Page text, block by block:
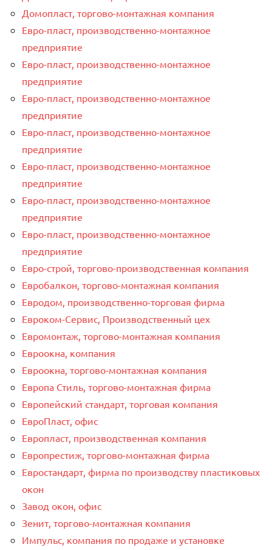
Домопласт, торгово-монтажная компания
Евро-пласт, производственно-монтажное
предприятие
Евро-пласт, производственно-монтажное
предприятие
Евро-пласт, производственно-монтажное
предприятие
Евро-пласт, производственно-монтажное
предприятие
Евро-пласт, производственно-монтажное
предприятие
Евро-пласт, производственно-монтажное
предприятие
Евро-пласт, производственно-монтажное
предприятие
Евро-строй, торгово-производственная компания
Евробалкон, торгово-монтажная компания
Евродом, производственно-торговая фирма
Евроком-Сервис, Производственный цех
Евромонтаж, торгово-монтажная компания
Евроокна, компания
Евроокна, торгово-монтажная компания
Европа Стиль, торгово-монтажная фирма
Европейский стандарт, торговая компания
ЕвроПласт, офис
Европласт, производственная компания
Европрестиж, торгово-монтажная фирма
Евростандарт, фирма по производству пластиковых
окон
Завод окон, офис
Зенит, торгово-монтажная компания
Импульс, компания по продаже и установке